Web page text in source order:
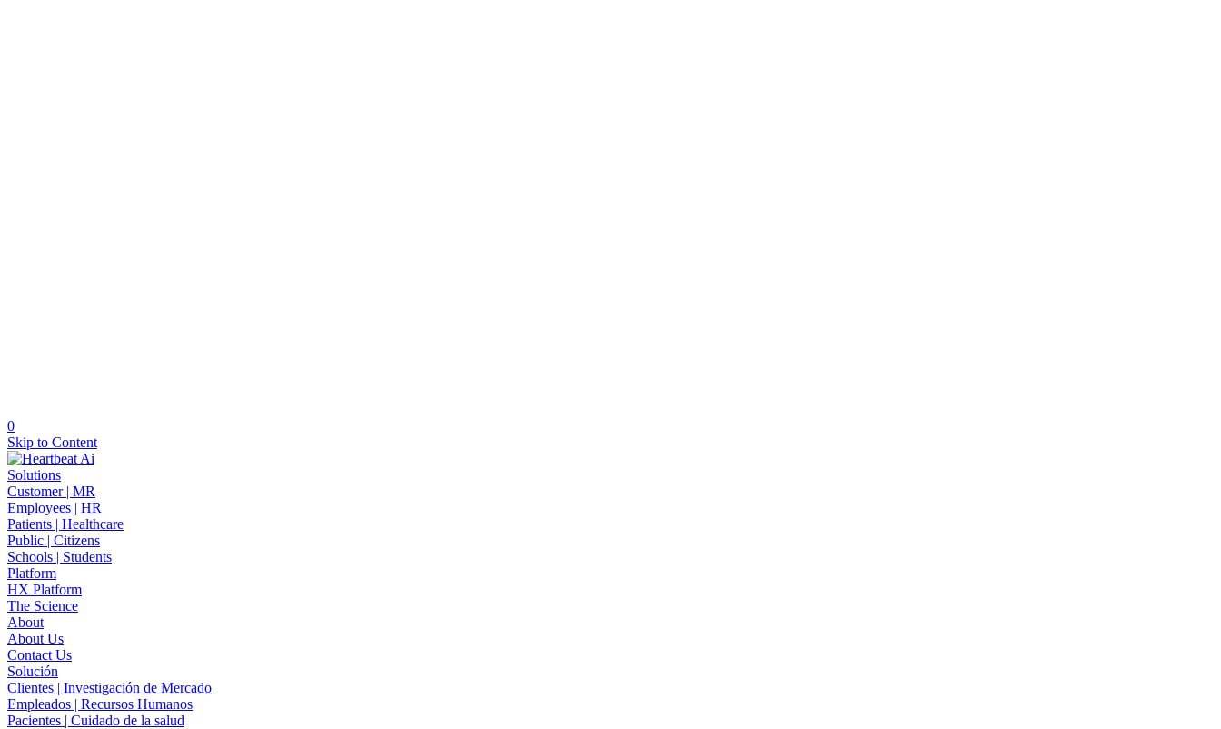
0
Skip to Content
Solutions
Customer | MR
Employees | HR
Patients | Healthcare
Public | Citizens
Schools | Students
Platform
HX Platform
The Science
About
About Us
Contact Us
Solución
Clientes | Investigación de Mercado
Empleados | Recursos Humanos
Pacientes | Cuidado de la salud